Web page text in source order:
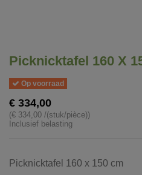
Picknicktafel 160 X
Op voorraad
€ 334,00
(€ 334,00 /(stuk/pièce))
Inclusief belasting
Picknicktafel 160 x 150 cm